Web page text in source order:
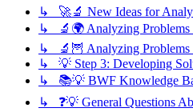
↳ 🚀🔬 New Ideas for
↳ 🔬🌍 Analyzing Problems
↳ 🔬🦉 Analyzing Problems
↳ 💡 Step 3: Developing
↳ 📚💡 BWF Knowledge
↳ ❓💡 General Questions